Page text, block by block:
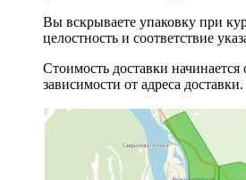
Вы вскрываете упаковку при
целостность и соответствие
Стоимость доставки начинается
зависимости от адреса доставки.